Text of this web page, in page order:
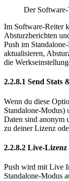
Der Software-
Im Software-Reiter
Absturzberichten
Push im
aktualisieren,
die
2.2.8.1 Send Stats
Wenn du diese
Standalone-Modus)
Daten sind anonym
zu deiner Lizenz
2.2.8.2 Live-Lizenz
Push wird mit Live
Standalone-Modus